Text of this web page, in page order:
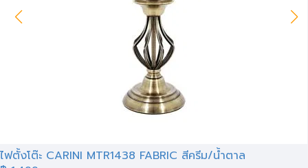
ไฟตั้งโต๊ะ CARINI MTR1438 FABRIC สีครีม/น้ำตาล